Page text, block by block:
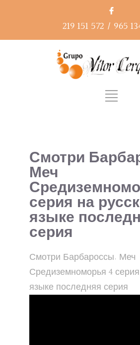
219 151 572 / 965
Смотри
Меч
серия на
языке
серия
Смотри Барбароссы. Меч
Средиземноморья 4
языке последняя серия